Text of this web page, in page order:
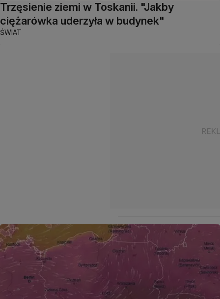
Trzęsienie ziemi w Toskanii. "Jakby
ciężarówka uderzyła w budynek"
ŚWIAT